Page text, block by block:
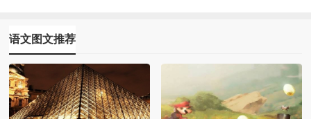
语文图文推荐